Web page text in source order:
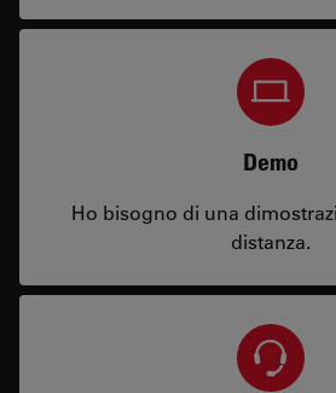
Demo
Ho bisogno di una
distanza.